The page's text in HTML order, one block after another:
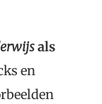
als
en